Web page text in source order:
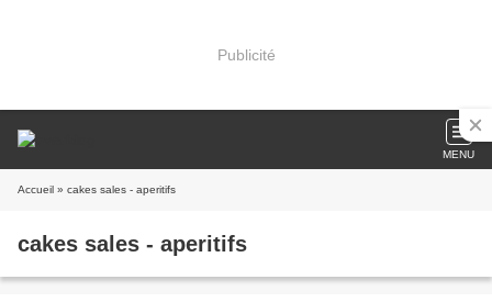
Publicité
MENU
Accueil » cakes sales - aperitifs
cakes sales - aperitifs